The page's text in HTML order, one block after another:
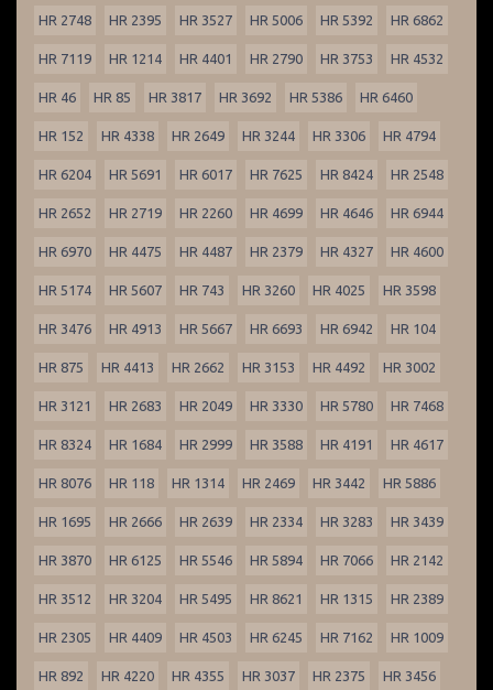
HR 2748 HR 2395 HR 3527 HR 5006 HR 5392 HR 6862
HR 7119 HR 1214 HR 4401 HR 2790 HR 3753 HR 4532
HR 46 HR 85 HR 3817 HR 3692 HR 5386 HR 6460
HR 152 HR 4338 HR 2649 HR 3244 HR 3306 HR 4794
HR 6204 HR 5691 HR 6017 HR 7625 HR 8424 HR 2548
HR 2652 HR 2719 HR 2260 HR 4699 HR 4646 HR 6944
HR 6970 HR 4475 HR 4487 HR 2379 HR 4327 HR 4600
HR 5174 HR 5607 HR 743 HR 3260 HR 4025 HR 3598
HR 3476 HR 4913 HR 5667 HR 6693 HR 6942 HR 104
HR 875 HR 4413 HR 2662 HR 3153 HR 4492 HR 3002
HR 3121 HR 2683 HR 2049 HR 3330 HR 5780 HR 7468
HR 8324 HR 1684 HR 2999 HR 3588 HR 4191 HR 4617
HR 8076 HR 118 HR 1314 HR 2469 HR 3442 HR 5886
HR 1695 HR 2666 HR 2639 HR 2334 HR 3283 HR 3439
HR 3870 HR 6125 HR 5546 HR 5894 HR 7066 HR 2142
HR 3512 HR 3204 HR 5495 HR 8621 HR 1315 HR 2389
HR 2305 HR 4409 HR 4503 HR 6245 HR 7162 HR 1009
HR 892 HR 4220 HR 4355 HR 3037 HR 2375 HR 3456